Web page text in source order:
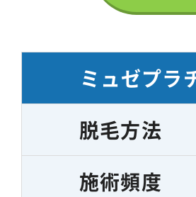
ミュゼプラ
脱毛方法
施術頻度